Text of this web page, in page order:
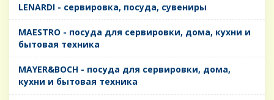
LENARDI - сервировка, посуда, сувениры
MAESTRO - посуда для сервировки, дома, кухни и
бытовая техника
MAYER&BOCH - посуда для сервировки, дома,
кухни и бытовая техника